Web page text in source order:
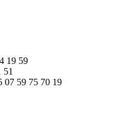
19 59
51
07 59 75 70 19